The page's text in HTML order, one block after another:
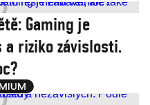
Gaming je
a riziko závislosti.